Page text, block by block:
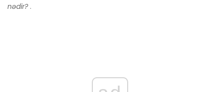
nədir?.